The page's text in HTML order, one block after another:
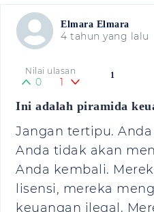
Elmara Elmara
4 tahun yang lalu
1
Nilai ulasan
0 1
Ini adalah piramida
Jangan tertipu.
Anda tidak akan
Anda kembali.
lisensi, mereka
keuangan ilegal.